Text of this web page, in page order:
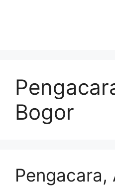
Bogor
Pengacara,